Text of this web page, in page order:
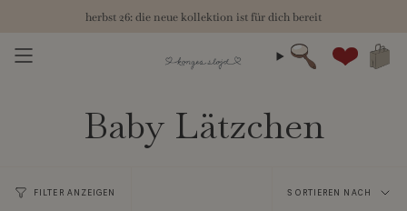
springen
herbst 26: die neue kollektion ist für dich bereit
Suche
Baby Lätzchen
FILTER ANZEIGEN
Sortieren
SORTIEREN NACH